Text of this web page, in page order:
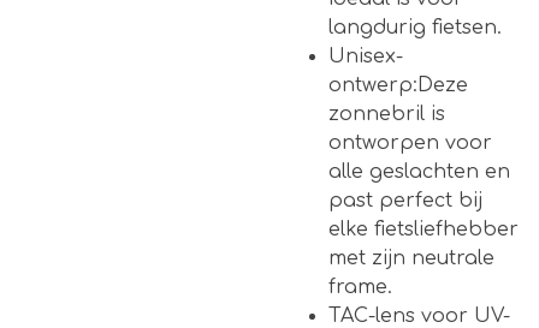
langdurig fietsen.
Unisex-
ontwerp:Deze
zonnebril is
ontworpen voor
alle geslachten en
past perfect bij
elke fietsliefhebber
met zijn neutrale
frame.
TAC-lens voor UV-